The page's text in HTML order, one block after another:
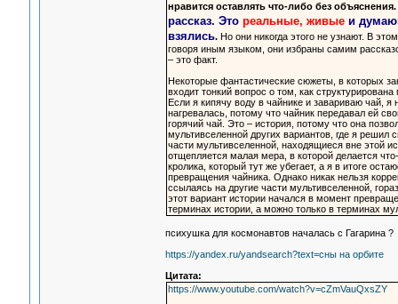
нравится оставлять что-либо без
рассказ. Это реальные, живыеи
взялись.Но они никогда этого не узнают. В
говоря иным языком, они избраны самим
– это факт.
Некоторые фантастические сюжеты, в которых
входит тонкий вопрос о том, как
Если я кипячу воду в чайнике и завариваю чай,
нагревалась, потому что чайник передавал ей
горячий чай. Это – история, потому что она
мультивселенной других вариантов, где я
части мультивселенной, находящиеся вне этой
отщепляется малая мера, в которой делается
кролика, который тут же убегает, а я в итоге
превращения чайника. Однако никак нельзя
ссылаясь на другие части мультивселенной,
этот вариант истории начался в момент
терминах истории, а можно только в терминах
психушка для космонавтов началась с Гагарина ?
https://yandex.ru/yandsearch?text=сны на орбите
Цитата:
https://www.youtube.com/watch?v=cZmVauQxsZY